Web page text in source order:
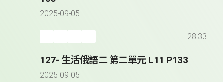
2025-09-05
28:33
127- 生活俄語二 第二單元 L11 P133
2025-09-05